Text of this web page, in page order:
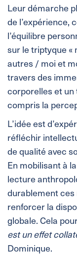
Leur démarche
de l’expérience,
l’équilibre
sur le triptyque «
autres / moi et
travers des
corporelles et un
compris la
L’idée est
réfléchir
de qualité avec
En mobilisant à
lecture
durablement
renforcer la
globale. Cela
est un effet
Dominique.